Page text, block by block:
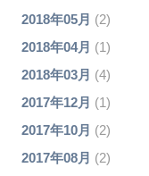
2018年05月 (2)
2018年04月 (1)
2018年03月 (4)
2017年12月 (1)
2017年10月 (2)
2017年08月 (2)